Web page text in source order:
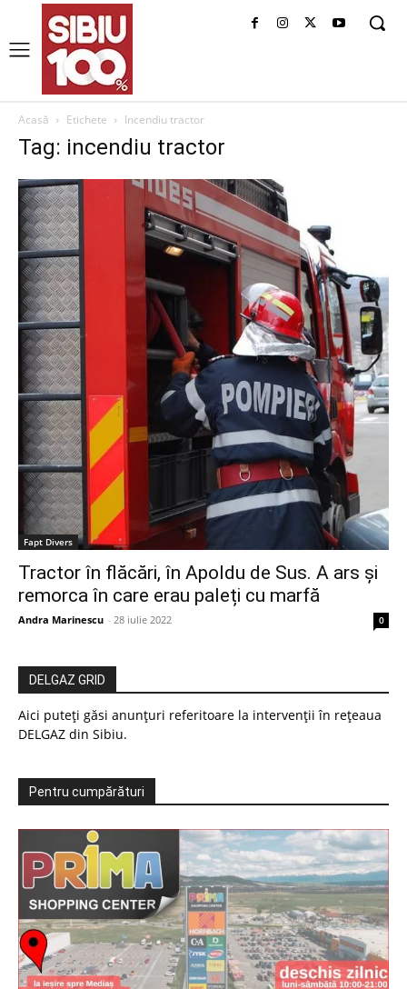
Acasă Etichete Incendiu tractor
Tag: incendiu tractor
Fapt Divers
Tractor în flăcări, în Apoldu de Sus. A ars și
remorca în care erau paleți cu marfă
Andra Marinescu - 28 iulie 2022 0
DELGAZ GRID
Aici puteți găsi anunțuri referitoare la intervenții în rețeaua
DELGAZ din Sibiu.
Pentru cumpărături